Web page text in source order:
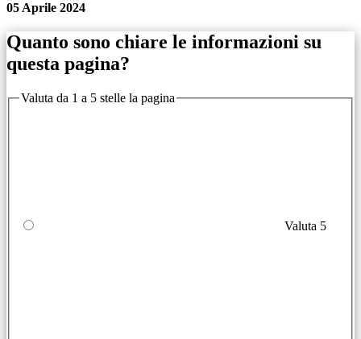
05 Aprile 2024
Quanto sono chiare le informazioni su
questa pagina?
Valuta da 1 a 5 stelle la pagina
Valuta 5